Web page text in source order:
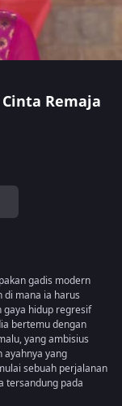
Cinta Remaja
gadis modern
di mana ia harus
gaya hidup regresif
bertemu dengan
yang ambisius
yang
sebuah perjalanan
tersandung pada